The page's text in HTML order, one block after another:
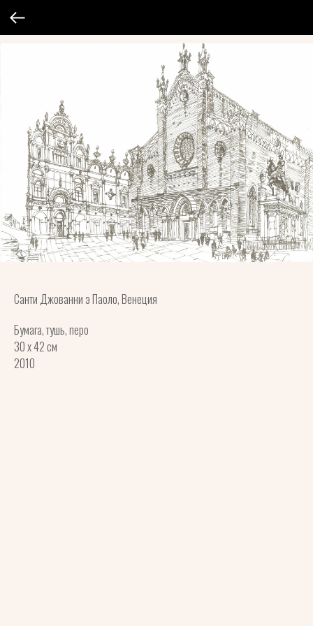
Cанти Джованни э Паоло, Венеция
Бумага, тушь, перо
30 х 42 см
2010